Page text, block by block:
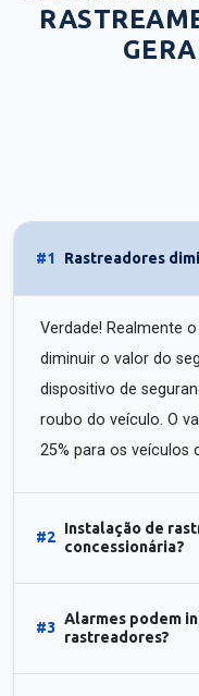
#1 Rastreadores
Verdade! Realmente
diminuir o valor do
dispositivo de
roubo do veículo. O
25% para os veículos
#2
Instalação de
concessionária?
#3
Alarmes podem
rastreadores?